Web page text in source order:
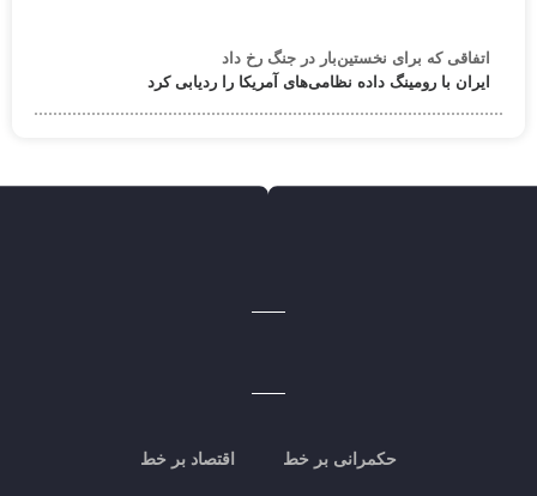
اتفاقی که برای نخستین‌بار در جنگ رخ داد
ایران با رومینگ داده نظامی‌های آمریکا را ردیابی کرد
حکمرانی بر خط اقتصاد بر خط